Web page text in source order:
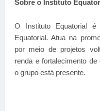
Sobre o Instituto
O Instituto Equatorial
Equatorial. Atua na
por meio de projetos
renda e fortalecimento
o grupo está presente.